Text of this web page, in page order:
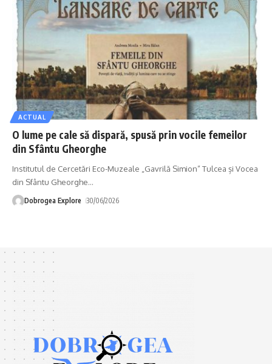
ACTUAL
O lume pe cale să dispară, spusă prin vocile femeilor
din Sfântu Gheorghe
Institutul de Cercetări Eco-Muzeale „Gavrilă Simion” Tulcea și Vocea
din Sfântu Gheorghe…
Dobrogea Explore 30/06/2026